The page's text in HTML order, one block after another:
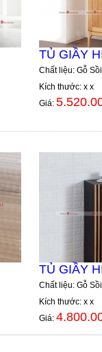
TỦ GIẦY
Chất liệu: Gỗ
Kích thước: x x
Giá:
TỦ GIẦY
Chất liệu: Gỗ
Kích thước: x x
Giá: